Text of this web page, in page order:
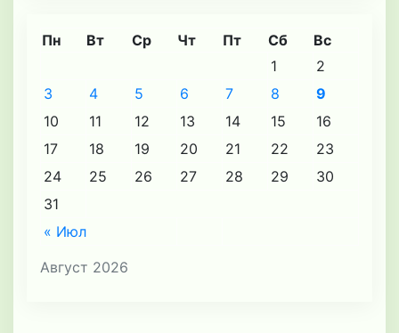
Август 2026
Пн Вт Ср Чт Пт Сб Вс
« Июл
1
2
3
4 5 6 7 8
9
10
11 12 13 14 15
16
17
18 19 20 21 22
23
24
25 26 27 28 29
30
31